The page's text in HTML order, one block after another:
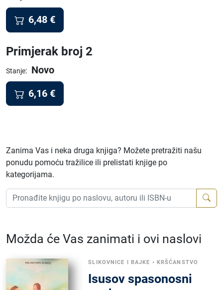
6,48 €
Primjerak broj 2
Stanje: Novo
6,16 €
Zanima Vas i neka druga knjiga? Možete pretražiti našu
ponudu pomoću tražilice ili prelistati knjige po
kategorijama.
Možda će Vas zanimati i ovi naslovi
SLIKOVNICE I BAJKE • KRŠĆANSTVO
Isusov spasonosni